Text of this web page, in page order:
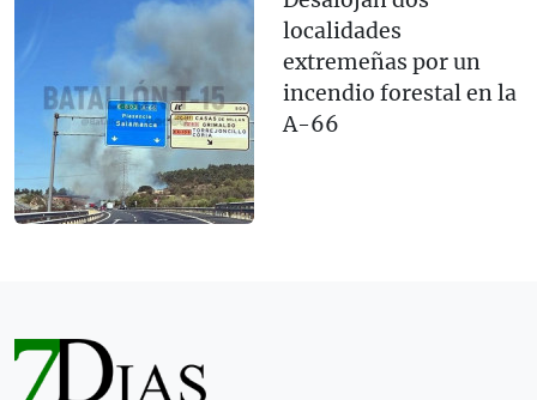
localidades
extremeñas por un
incendio forestal en la
A-66